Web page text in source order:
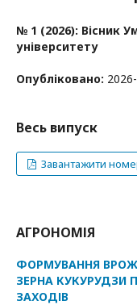
№ 1 (2026): Вісник
університету
Опубліковано:
Весь випуск
Завантажити
АГРОНОМІЯ
ФОРМУВАННЯ
ЗЕРНА КУКУРУДЗИ
ЗАХОДІВ